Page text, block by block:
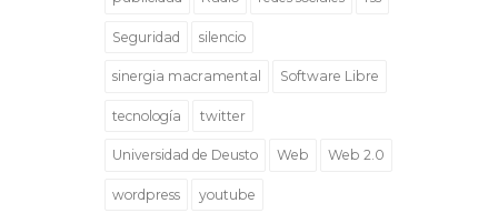
Seguridad silencio
sinergia macramental Software Libre
tecnología twitter
Universidad de Deusto Web Web 2.0
wordpress youtube